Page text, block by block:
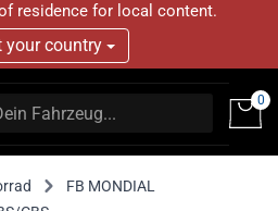
residence for local content.
your country
0
FB MONDIAL